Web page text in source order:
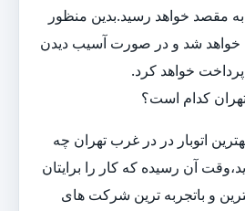
مقصد خواهد رسید.بدین منظور
خواهد شد و در صورت آسیب دیدن
پرداخت خواهد کرد.
تهران کدام است؟
اتوبار در در غرب تهران چه
آن رسیده که کار را برایتان
و باتجربه ترین شرکت های